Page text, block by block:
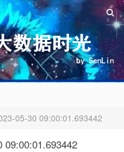
05-30 09:00:01.693442
09:00:01.693442